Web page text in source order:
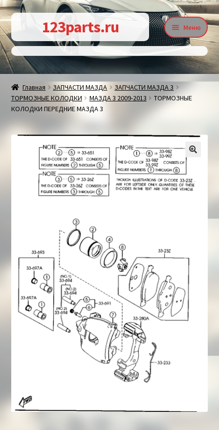
Перейти
к
навигации
Перейти
к
содержимому
123parts.ru Меню
Контакты
Статьи
Доставка и оплата
Корзина
Главная ЗАПЧАСТИ МАЗДА
ЗАПЧАСТИ МАЗДА 3
ТОРМОЗНЫЕ КОЛОДКИ
МАЗДА 3 2009-2013
ТОРМОЗНЫЕ
КОЛОДКИ ПЕРЕДНИЕ МАЗДА 3